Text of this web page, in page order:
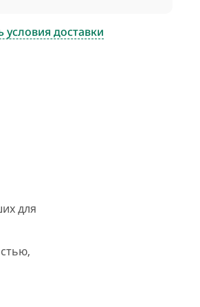
условия доставки
для